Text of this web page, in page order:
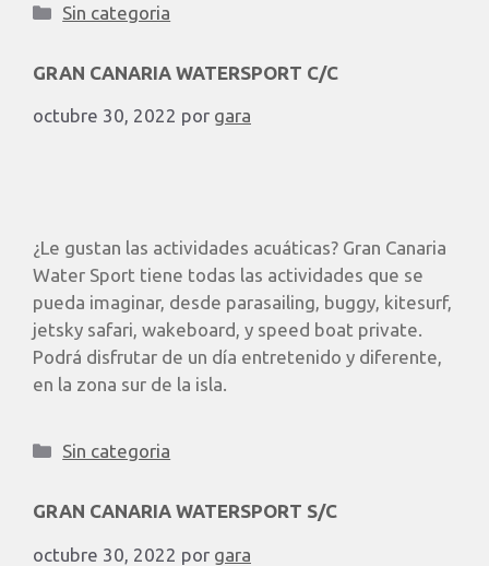
Sin categoria
GRAN CANARIA WATERSPORT C/C
octubre 30, 2022 por gara
¿Le gustan las actividades acuáticas? Gran Canaria
Water Sport tiene todas las actividades que se
pueda imaginar, desde parasailing, buggy, kitesurf,
jetsky safari, wakeboard, y speed boat private.
Podrá disfrutar de un día entretenido y diferente,
en la zona sur de la isla.
Sin categoria
GRAN CANARIA WATERSPORT S/C
octubre 30, 2022 por gara